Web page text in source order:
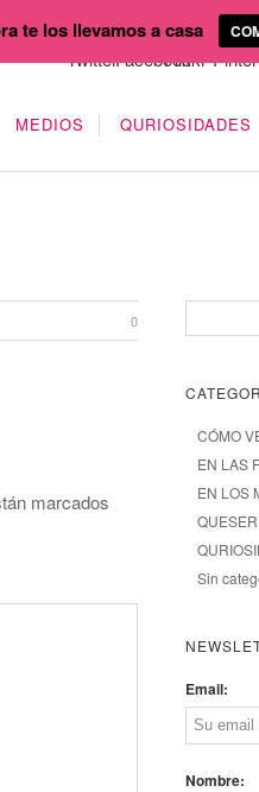
MEDIOS QURIOSIDADES
0
marcados
CÓMO
EN LAS
EN LOS
Sin
Email:
Nombre:
te los llevamos a casa